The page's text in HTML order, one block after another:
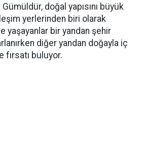
doğal yapısını büyük
yerlerinden biri olarak
yaşayanlar bir yandan şehir
diğer yandan doğayla iç
fırsatı buluyor.